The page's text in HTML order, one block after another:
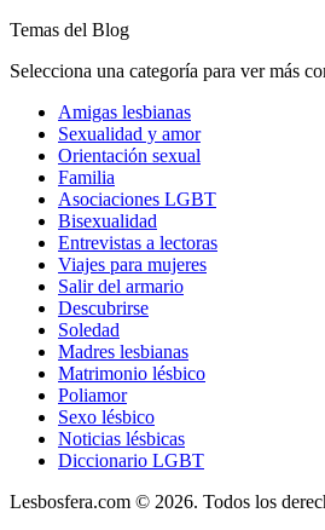
Temas del Blog
Selecciona una categoría para ver más
Amigas lesbianas
Sexualidad y amor
Orientación sexual
Familia
Asociaciones LGBT
Bisexualidad
Entrevistas a lectoras
Viajes para mujeres
Salir del armario
Descubrirse
Soledad
Madres lesbianas
Matrimonio lésbico
Poliamor
Sexo lésbico
Noticias lésbicas
Diccionario LGBT
Lesbosfera.com © 2026. Todos los